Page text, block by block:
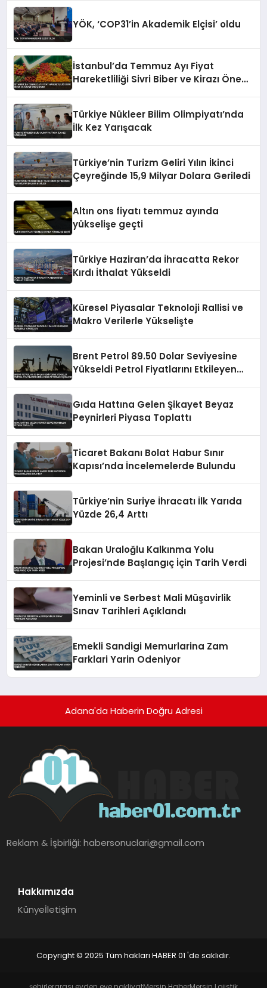
YÖK, ‘COP31’in Akademik Elçisi’ oldu
İstanbul’da Temmuz Ayı Fiyat
Hareketliliği Sivri Biber ve Kirazı Öne
Türkiye Nükleer Bilim Olimpiyatı’nda
İlk Kez Yarışacak
Türkiye’nin Turizm Geliri Yılın İkinci
Çeyreğinde 15,9 Milyar Dolara Geriledi
Altın ons fiyatı temmuz ayında
yükselişe geçti
Türkiye Haziran’da İhracatta Rekor
Kırdı İthalat Yükseldi
Küresel Piyasalar Teknoloji Rallisi ve
Makro Verilerle Yükselişte
Brent Petrol 89.50 Dolar Seviyesine
Yükseldi Petrol Fiyatlarını Etkileyen
Gıda Hattına Gelen Şikayet Beyaz
Peynirleri Piyasa Toplattı
Ticaret Bakanı Bolat Habur Sınır
Kapısı’nda İncelemelerde Bulundu
Türkiye’nin Suriye İhracatı İlk Yarıda
Yüzde 26,4 Arttı
Bakan Uraloğlu Kalkınma Yolu
Projesi’nde Başlangıç İçin Tarih Verdi
Yeminli ve Serbest Mali Müşavirlik
Sınav Tarihleri Açıklandı
Emekli Sandigi Memurlarina Zam
Farklari Yarin Odeniyor
Adana'da Haberin Doğru Adresi
Reklam & İşbirliği:habersonuclari@gmail.com
Hakkımızda
Künyeİletişim
Copyright © 2025 Tüm hakları HABER 01 'de saklıdır.